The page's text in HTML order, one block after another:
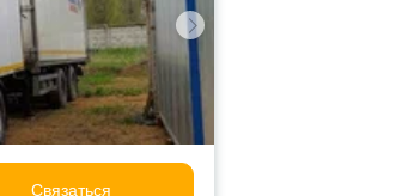
Связаться